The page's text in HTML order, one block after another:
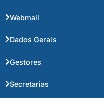
Webmail
Dados Gerais
Gestores
Secretarias